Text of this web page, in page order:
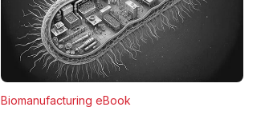
Biomanufacturing eBook